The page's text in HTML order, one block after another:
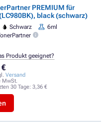
PREMIUM für
black (schwarz)
Schwarz
6ml
Versand
MwSt.
30 Tage: 3,36 €
Produkt geeignet?